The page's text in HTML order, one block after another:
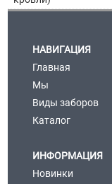
НАВИГАЦИЯ
Главная
Мы
Виды заборов
Каталог
ИНФОРМАЦИЯ
Новинки